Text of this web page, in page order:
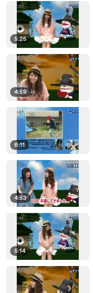
5:25
4:59
6:11
4:53
5:14